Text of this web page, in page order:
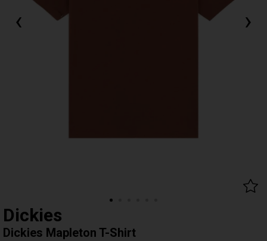
‹ ›
Dickies
Dickies Mapleton T-Shirt